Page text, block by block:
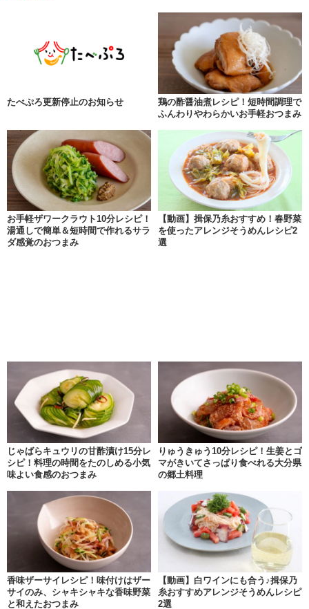
たべぷろ更新停止のお知らせ
鶏の酢醤油煮レシピ！短時間調理で
ふんわりやわらかいお手軽おつまみ
お手軽ザワークラウト10分レシピ！
湯通しで簡単＆短時間で作れるサラ
ダ感覚のおつまみ
【動画】揖保乃糸おすすめ！春野菜
を使ったアレンジそうめんレシピ2
選
じゃばらキュウリの甘酢漬け15分レ
シピ！料理の時間をたのしめる小気
味よい食感のおつまみ
りゅうきゅう10分レシピ！生姜とゴ
マがきいてさっぱり食べれる大分県
の郷土料理
香味ザーサイレシピ！味付けはザー
サイのみ、シャキシャキな香味野菜
と和えたおつまみ
【動画】白ワインにも合う♪揖保乃
糸おすすめアレンジそうめんレシピ
2選